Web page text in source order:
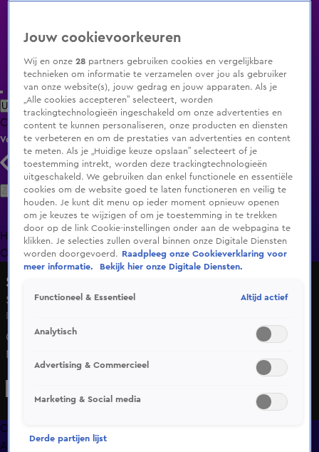
Uitzending Gemist Populaire programma's Zenders Genres
ClipsFilmsRadioSmart TV inlogShop
Volg KIJK
Zoeken
HomeUitzending Gemist Programma's De Bondgenoten
OranjezomerLivestreamsShop
Shownieuws
Seizoen 2026, aflevering 153
Di 2 juni, 22:59
Guus Meeuwis viert een liefdesjubileum met zijn vrouw
Manon. Koningin Maxima kampt met een vervelende
blessure. Bouke Scholten schuift aan om onder meer te
Vahle vooruit op het WK voetbal. En met welke man is
Rachel Hazes zo intiem dat zij al zijn adviezen blind
opvolgt?
Overzicht
Afleveringen
Jouw cookievoorkeuren
Wij en onze28 partners gebruiken cookies en vergelijkbare
technieken om informatie te verzamelen over jou als gebruiker
van onze website(s), jouw gedrag en jouw apparaten. Als je
„Alle cookies accepteren” selecteert, worden
trackingtechnologieën ingeschakeld om onze advertenties en
content te kunnen personaliseren, onze producten en diensten
te verbeteren en om de prestaties van advertenties en content
te meten. Als je „Huidige keuze opslaan” selecteert of je
toestemming intrekt, worden deze trackingtechnologieën
uitgeschakeld. We gebruiken dan enkel functionele en essentiële
cookies om de website goed te laten functioneren en veilig te
houden. Je kunt dit menu op ieder moment opnieuw openen
om je keuzes te wijzigen of om je toestemming in te trekken
door op de link Cookie-instellingen onder aan de webpagina te
klikken. Je selecties zullen overal binnen onze Digitale Diensten
worden doorgevoerd.
Raadpleeg onze Cookieverklaring voor
meer informatie.
Bekijk hier onze Digitale Diensten.
Functioneel & Essentieel Altijd actief
Analytisch
Advertising & Commercieel
Marketing & Social media
Derde partijen lijst